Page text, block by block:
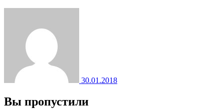
30.01.2018
Вы пропустили